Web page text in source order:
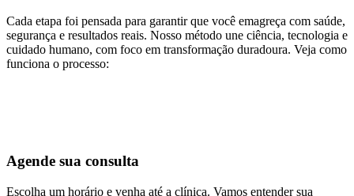
Cada etapa foi pensada para garantir que você emagreça com saúde,
segurança e resultados reais. Nosso método une ciência, tecnologia e
cuidado humano, com foco em transformação duradoura. Veja como
funciona o processo:
Agende sua consulta
Escolha um horário e venha até a clínica. Vamos entender sua